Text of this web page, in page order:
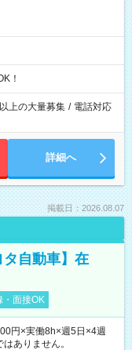
！
上の大量募集 / 電話対応
詳細へ
掲載日：2026.08.07
自動車】在
・面接OK
円×実働8h×週5日×4週
ありません。